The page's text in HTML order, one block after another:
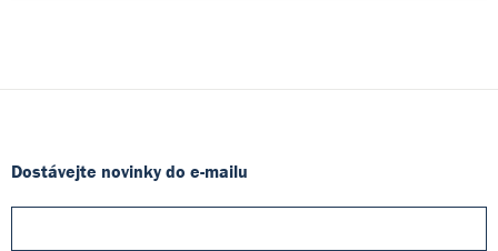
Dostávejte novinky do e-mailu